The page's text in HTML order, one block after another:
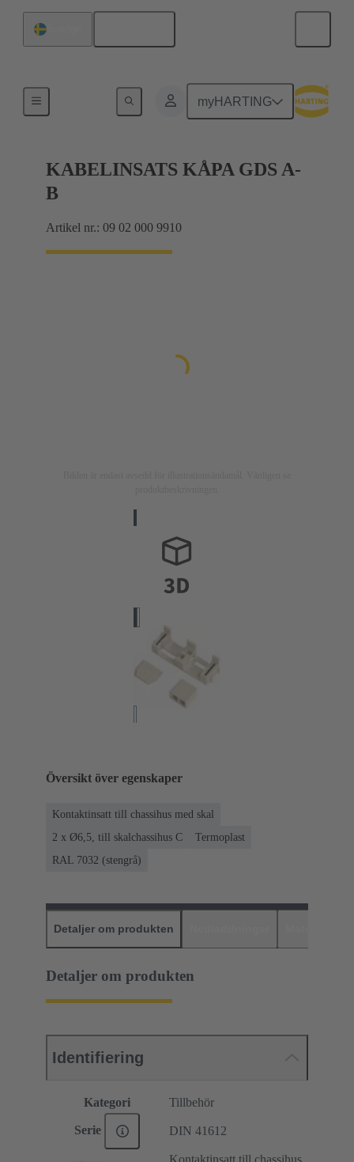
myHARTING
KABELINSATS KÅPA GDS A-
B
Artikel nr.: 09 02 000 9910
Översikt över egenskaper
Kontaktinsatt till chassihus med skal
2 x Ø6,5, till skalchassihus C
Termoplast
RAL 7032 (stengrå)
Detaljer om produkten
Detaljer om produkten
Identifiering
Kategori Tillbehör
Serie DIN 41612